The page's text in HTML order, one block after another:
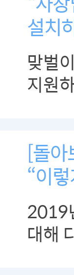
설치
맞벌
지원
[돌
“이
2019
대해